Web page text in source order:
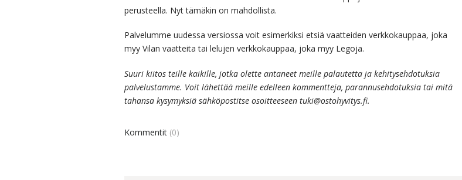
perusteella. Nyt tämäkin on mahdollista.
Palvelumme uudessa versiossa voit esimerkiksi etsiä vaatteiden verkkokauppaa, joka
myy Vilan vaatteita tai lelujen verkkokauppaa, joka myy Legoja.
Suuri kiitos teille kaikille, jotka olette antaneet meille palautetta ja kehitysehdotuksia
palvelustamme. Voit lähettää meille edelleen kommentteja, parannusehdotuksia tai mitä
tahansa kysymyksiä sähköpostitse osoitteeseen tuki@ostohyvitys.fi.
Kommentit (0)